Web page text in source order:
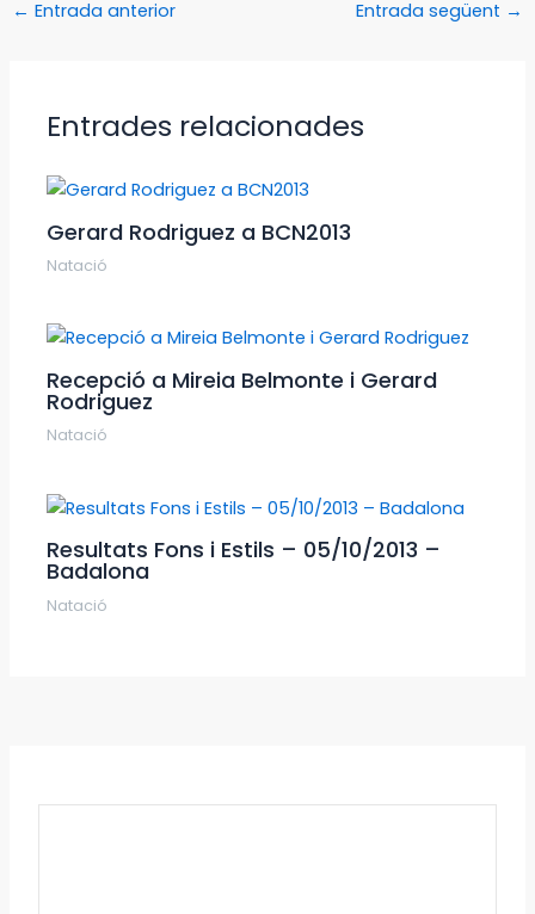
← Entrada anterior Entrada següent →
Entrades relacionades
Gerard Rodriguez a BCN2013
Natació
Recepció a Mireia Belmonte i Gerard
Rodriguez
Natació
Resultats Fons i Estils – 05/10/2013 –
Badalona
Natació